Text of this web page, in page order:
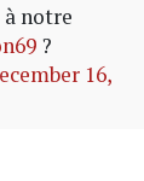
notre
?
16,